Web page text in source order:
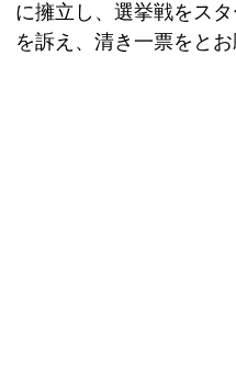
に擁立し、選挙戦をス
を訴え、清き一票をとお